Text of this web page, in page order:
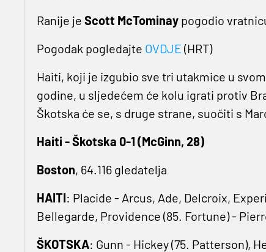
Ranije je Scott McTominaypogodio
Pogodak pogledajte OVDJE (HRT)
Haiti, koji je izgubio sve tri utakmice u
godine, u sljedećem će kolu igrati protiv
Škotska će se, s druge strane, suočiti s
Haiti - Škotska 0-1 (McGinn, 28)
Boston, 64.116 gledatelja
HAITI: Placide - Arcus, Ade, Delcroix,
Bellegarde, Providence (85. Fortune) -
ŠKOTSKA: Gunn - Hickey (75. Patterson),